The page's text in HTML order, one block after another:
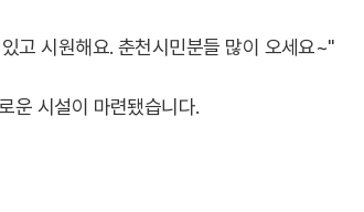
고 시원해요. 춘천시민분들 많이 오세요~"
운 시설이 마련됐습니다.